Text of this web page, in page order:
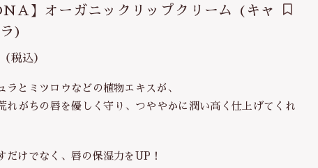
】オーガニックリップクリーム (キャ
)
（税込）
ラとミツロウなどの植物エキスが、
れがちの唇を優しく守り、つややかに潤い高く仕上げてくれ
だけでなく、唇の保湿力をUP！
1,210円 （税込）